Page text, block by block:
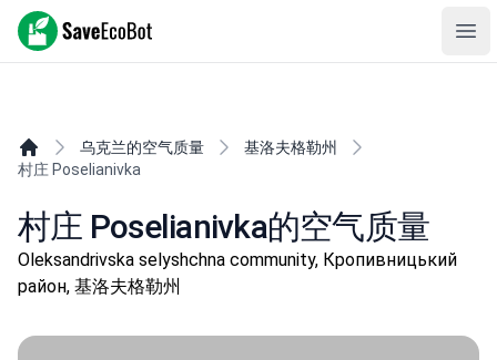
SaveEcoBot
乌克兰的空气质量
基洛夫格勒州
村庄 Poselianivka
村庄 Poselianivka的空气质量
Oleksandrivska selyshchna community, Кропивницький
район, 基洛夫格勒州